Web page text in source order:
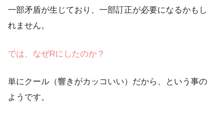
一部矛盾が生じており、一部訂正が必要になるかもし
れません。
では、なぜRにしたのか？
単にクール（響きがカッコいい）だから、という事の
ようです。